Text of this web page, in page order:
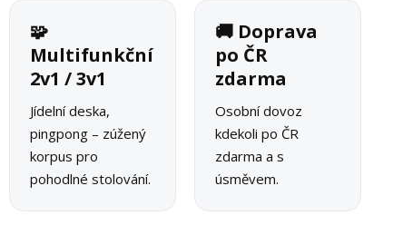
🧩
Multifunkční
2v1 / 3v1
Jídelní deska,
pingpong – zúžený
korpus pro
pohodlné stolování.
🚚 Doprava
po ČR
zdarma
Osobní dovoz
kdekoli po ČR
zdarma a s
úsměvem.